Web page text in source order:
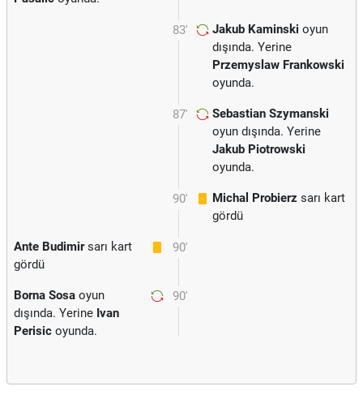
83' Jakub Kaminski oyun
dışında. Yerine
Przemyslaw Frankowski
oyunda.
87'
Sebastian Szymanski
oyun dışında. Yerine
Jakub Piotrowski
oyunda.
90' Michal Probierz sarı kart
gördü
90'
Ante Budimirsarı kart
gördü
90'
Borna Sosa oyun
dışında. Yerine Ivan
Perisic oyunda.